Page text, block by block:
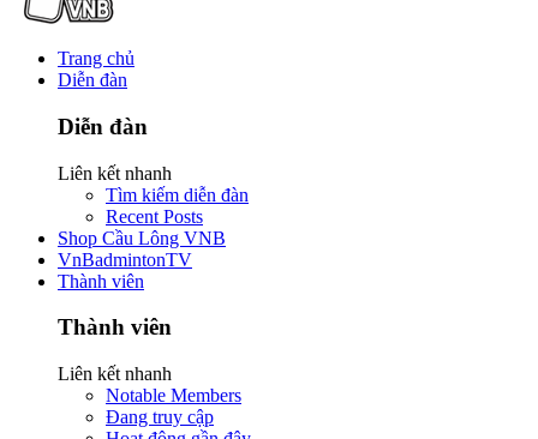
Trang chủ
Diễn đàn
Diễn đàn
Liên kết nhanh
Tìm kiếm diễn đàn
Recent Posts
Shop Cầu Lông VNB
VnBadmintonTV
Thành viên
Thành viên
Liên kết nhanh
Notable Members
Đang truy cập